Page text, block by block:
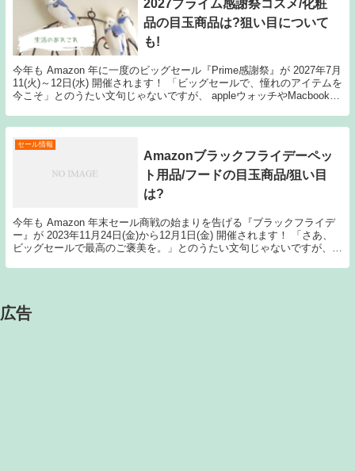
2027プライム感謝祭コスメ/化粧
品の目玉商品は?狙い目について
も!
今年も Amazon 年に一度のビッグセール『Prime感謝祭』が 2027年7月
11(火)～12日(水) 開催されます！ 「ビッグセールで、憧れのアイテムを
今こそ」とのうたい文句じゃないですが、 appleウォッチやMacbook／
セール情報
Amazonブラックフライデーペッ
ト用品/フードの目玉商品/狙い目
は?
今年も Amazon 年末セール商戦の始まりを告げる『ブラックフライデ
ー』が 2023年11月24日(金)から12月1日(金) 開催されます！ 「さあ、
ビッグセールで最高のご褒美を。」とのうたい文句じゃないですが、
広告